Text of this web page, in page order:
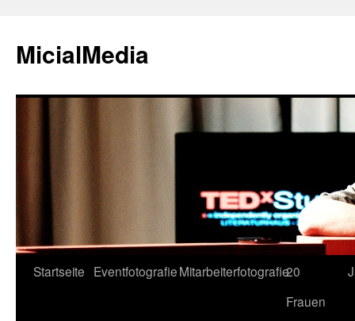
MicialMedia
Zum
Startseite EventfotografieMitarbeiterfotografie20
Frauen